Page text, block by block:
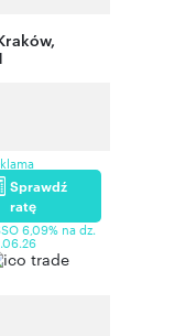
,
Sprawdź
ratę
6,09% na dz.